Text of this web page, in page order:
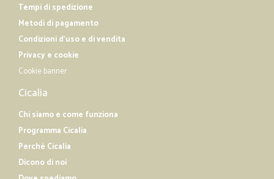
Tempi di spedizione
Metodi di pagamento
Condizioni d'uso e di vendita
Privacy e cookie
Cookie banner
Cicalia
Chi siamo e come funziona
Programma Cicalia
Perché Cicalia
Dicono di noi